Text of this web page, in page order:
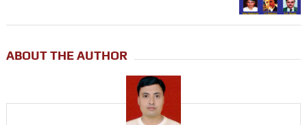
ABOUT THE AUTHOR